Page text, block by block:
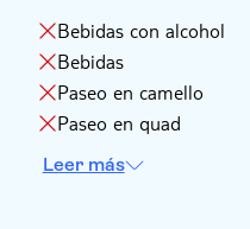
Bebidas con alcohol
Bebidas
Paseo en camello
Paseo en quad
Leer más